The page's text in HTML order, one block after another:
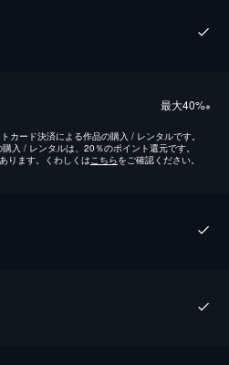
最⼤40%※
カード決済による作品の購入 / レンタルです。
入 / レンタルは、20％のポイント還元です。
ります。くわしくは こちらをご確認ください。